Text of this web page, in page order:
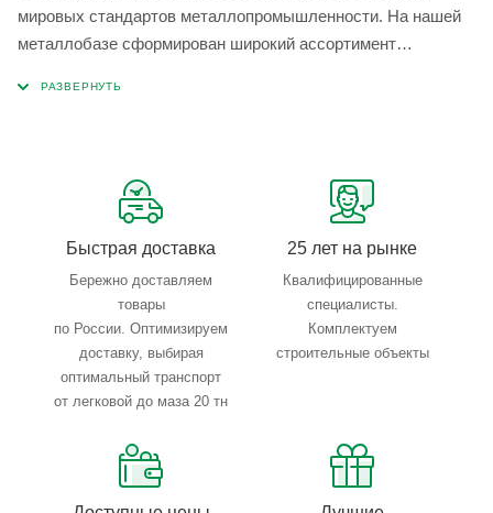
мировых стандартов металлопромышленности. На нашей
металлобазе сформирован широкий ассортимент
Быстрая доставка
Бережно доставляем
товары
по России. Оптимизируем
доставку, выбирая
оптимальный транспорт
от легковой до маза 20 тн
25 лет на рынке
Квалифицированные
специалисты.
Комплектуем
строительные объекты